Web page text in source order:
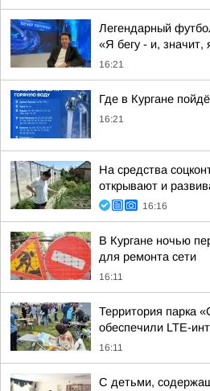
Легендарный
«Я бегу - и, значит,
16:21
Где в Кургане
16:21
На средства
открывают и
16:16
В Кургане ночью
для ремонта сети
16:11
Территория парка
обеспечили LTE-
16:11
С детьми,